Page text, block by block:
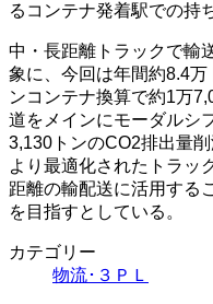
るコンテナ発着駅での持
中・長距離トラックで輸
象に、今回は年間約8.4
ンコンテナ換算で約1万
道をメインにモーダルシ
3,130トンのCO2排出量
より最適化されたトラッ
距離の輸配送に活用する
を目指すとしている。
カテゴリー
物流･３ＰＬ